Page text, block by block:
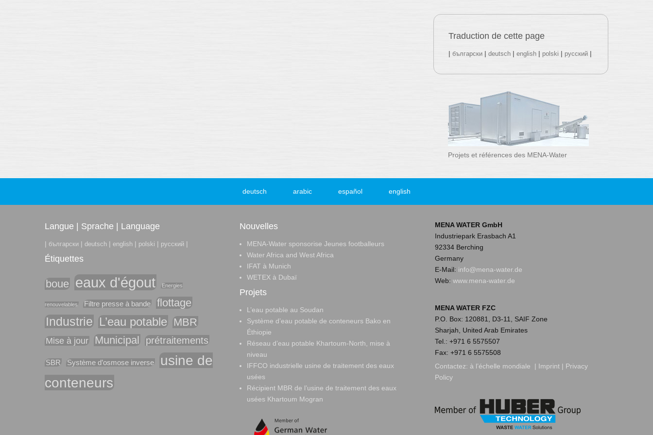
Traduction de cette page
| български | deutsch | english | polski | русский |
Projets et références des MENA-Water
deutsch
arabic español english
Langue | Sprache | Language
| български | deutsch | english | polski | русский |
Étiquettes
boue eaux d'égout Energies
renouvelables Filtre presse à bande flottage
Industrie L’eau potable MBR
Mise à jour Municipal prétraitements
SBR Système d’osmose inverse
usine de
conteneurs
Nouvelles
MENA-Water sponsorise Jeunes footballeurs
Water Africa and West Africa
IFAT à Munich
WETEX à Dubaï
Projets
L’eau potable au Soudan
Système d’eau potable de conteneurs Bako en
Éthiopie
Réseau d’eau potable Khartoum-North, mise à
niveau
IFFCO industrielle usine de traitement des eaux
usées
Récipient MBR de l’usine de traitement des eaux
usées Khartoum Mogran
MENA WATER GmbH
Industriepark Erasbach A1
92334 Berching
Germany
E-Mail: info@mena-water.de
Web: www.mena-water.de
MENA WATER FZC
P.O. Box: 120881, D3-11, SAIF Zone
Sharjah, United Arab Emirates
Tel.: +971 6 5575507
Fax: +971 6 5575508
Contactez: à l’échelle mondiale | Imprint| Privacy
Policy